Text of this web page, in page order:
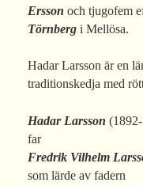
Ersson och tjugofem
Törnberg i Mellösa.
Hadar Larsson är en
traditionskedja med
Hadar Larsson
far
Fredrik Vilhelm
som lärde av fadern